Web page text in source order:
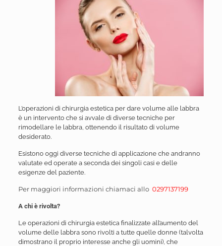
L’operazioni di chirurgia estetica per dare volume alle labbra
è un intervento che si avvale di diverse tecniche per
rimodellare le labbra, ottenendo il risultato di volume
desiderato.
Esistono oggi diverse tecniche di applicazione che andranno
valutate ed operate a seconda dei singoli casi e delle
esigenze del paziente.
Per maggiori informazioni chiamaci allo 0297137199
A chi è rivolta?
Le operazioni di chirurgia estetica finalizzate all’aumento del
volume delle labbra sono rivolti a tutte quelle donne (talvolta
dimostrano il proprio interesse anche gli uomini), che